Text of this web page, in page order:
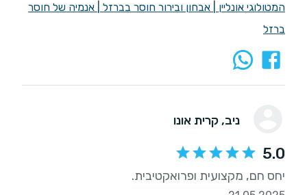
המטולוגי אונליין
אבחון ובירור חוסר בברזל
אנמיה של חוסר
ברזל
ניב, קרית אונו
5.0
יחס חם, מקצועית ופרואקטיבית.